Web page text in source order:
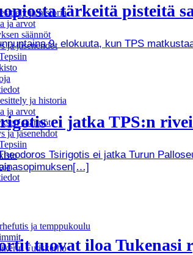
ja historia
ja arvot
säännöt
ja jäsenehdot
ja historia
ja arvot
säännöt
ja jäsenehdot
ja temppukoulu
Futiskerho
tärkeitä pisteitä
9. elokuuta, kun TPS
ei jatka TPS:n
Tsirigotis ei jatka Turun
tuovat iloa Tukenasi